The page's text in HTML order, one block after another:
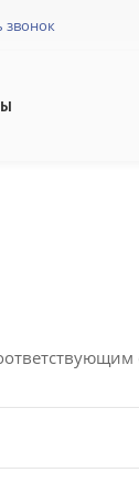
звонок